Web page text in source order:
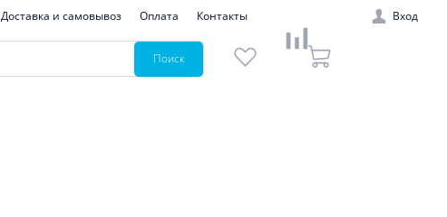
Доставка и самовывоз Оплата Контакты Вход
Поиск